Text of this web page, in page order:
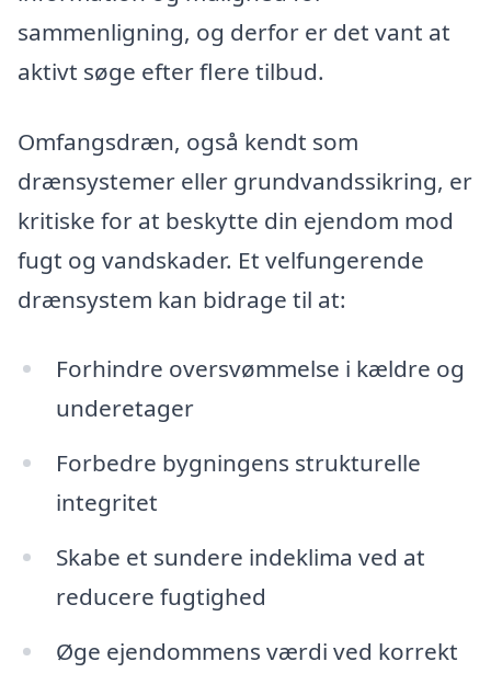
sammenligning, og derfor er det vant at
aktivt søge efter flere tilbud.
Omfangsdræn, også kendt som
drænsystemer eller grundvandssikring, er
kritiske for at beskytte din ejendom mod
fugt og vandskader. Et velfungerende
drænsystem kan bidrage til at:
Forhindre oversvømmelse i kældre og
underetager
Forbedre bygningens strukturelle
integritet
Skabe et sundere indeklima ved at
reducere fugtighed
Øge ejendommens værdi ved korrekt